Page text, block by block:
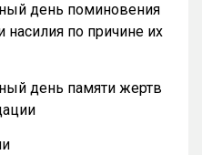
день поминовения
по причине их
день памяти жертв